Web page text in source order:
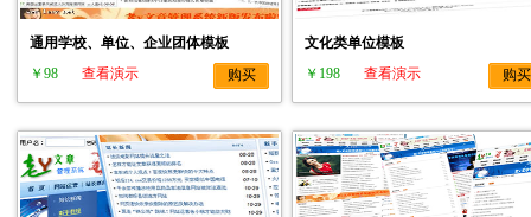
通用学校、单位、企业团体模板
￥98
查看演示 购买
文化类单位模板
￥198
查看演示 购买